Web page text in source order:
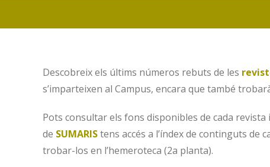
Descobreix els últims números rebuts de les
s’imparteixen al Campus, encara que també
Pots consultar els fons disponibles de cada
de SUMARIStens accés a l’índex de continguts de
trobar-los en l’hemeroteca (2a planta).